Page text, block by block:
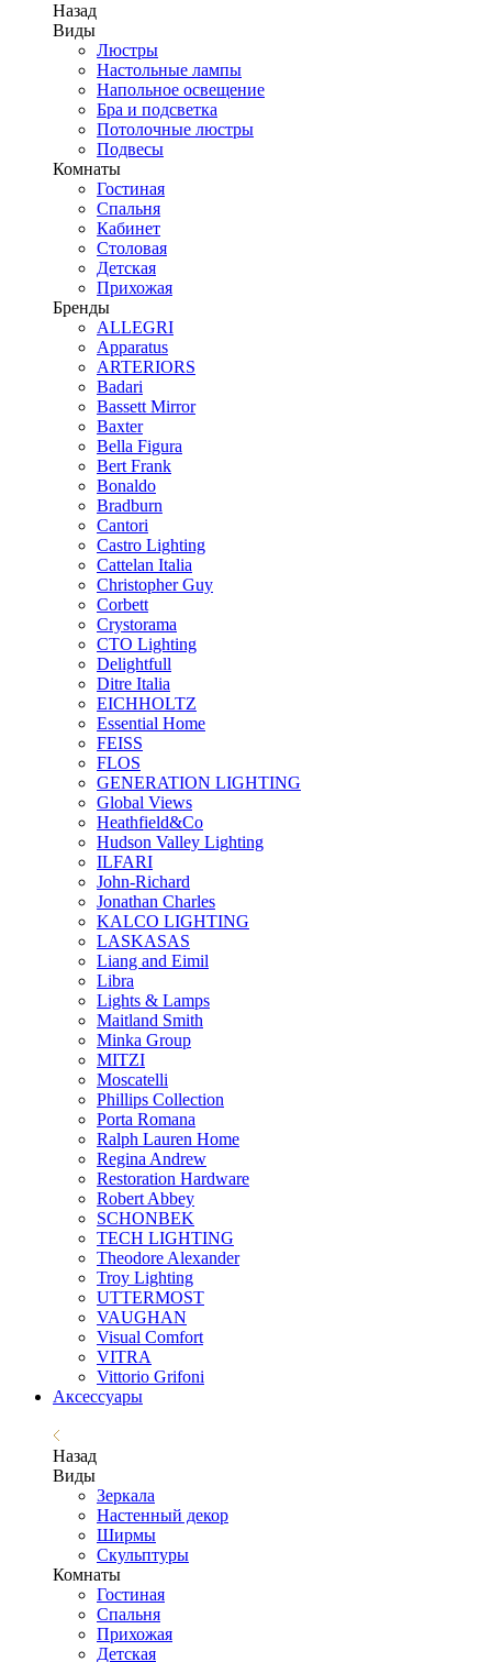
Назад
Виды
Люстры
Настольные лампы
Напольное освещение
Бра и подсветка
Потолочные люстры
Подвесы
Комнаты
Гостиная
Спальня
Кабинет
Столовая
Детская
Прихожая
Бренды
ALLEGRI
Apparatus
ARTERIORS
Badari
Bassett Mirror
Baxter
Bella Figura
Bert Frank
Bonaldo
Bradburn
Cantori
Castro Lighting
Cattelan Italia
Christopher Guy
Corbett
Crystorama
CTO Lighting
Delightfull
Ditre Italia
EICHHOLTZ
Essential Home
FEISS
FLOS
GENERATION LIGHTING
Global Views
Heathfield&Co
Hudson Valley Lighting
ILFARI
John-Richard
Jonathan Charles
KALCO LIGHTING
LASKASAS
Liang and Eimil
Libra
Lights & Lamps
Maitland Smith
Minka Group
MITZI
Moscatelli
Phillips Collection
Porta Romana
Ralph Lauren Home
Regina Andrew
Restoration Hardware
Robert Abbey
SCHONBEK
TECH LIGHTING
Theodore Alexander
Troy Lighting
UTTERMOST
VAUGHAN
Visual Comfort
VITRA
Vittorio Grifoni
Аксессуары
Назад
Виды
Зеркала
Настенный декор
Ширмы
Скульптуры
Комнаты
Гостиная
Спальня
Прихожая
Детская